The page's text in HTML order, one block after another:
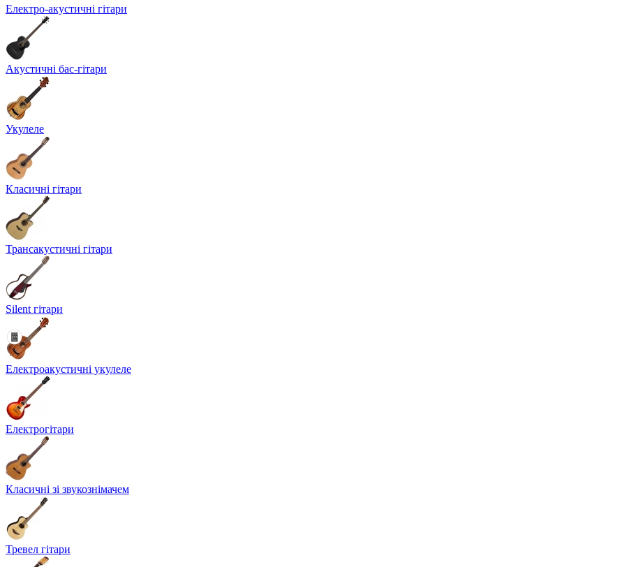
Електро-акустичні гітари
Акустичні бас-гітари
Укулеле
Класичні гітари
Трансакустичні гітари
Silent гітари
Електроакустичні укулеле
Електрогітари
Класичні зі звукознімачем
Тревел гітари